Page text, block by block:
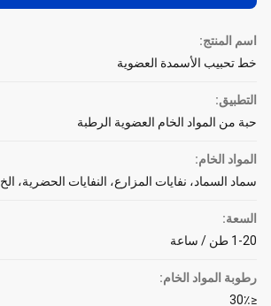
اسم المنتج:
خط تحبيب الأسمدة العضوية
التطبيق:
حبة من المواد الخام العضوية الرطبة
المواد الخام:
سماد السماد، نفايات المزارع، النفايات الحضرية، الخ
السعة:
1-20 طن / ساعة
رطوبة المواد الخام:
≤30٪